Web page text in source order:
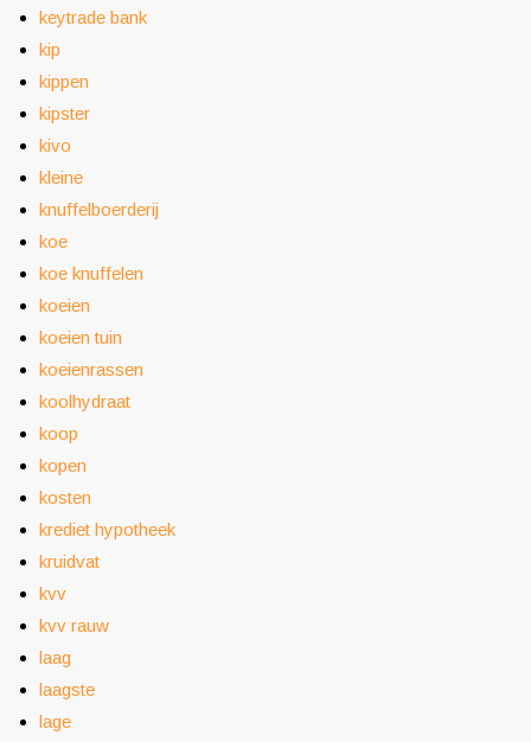
keytrade bank
kip
kippen
kipster
kivo
kleine
knuffelboerderij
koe
koe knuffelen
koeien
koeien tuin
koeienrassen
koolhydraat
koop
kopen
kosten
krediet hypotheek
kruidvat
kvv
kvv rauw
laag
laagste
lage